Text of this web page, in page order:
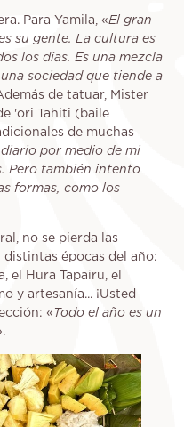
Para Yamila, «El gran
su gente. La cultura es
los días. Es una mezcla
sociedad que tiende a
de tatuar, Mister
'ori Tahiti (baile
de muchas
por medio de mi
Pero también intento
formas, como los
no se pierda las
épocas del año:
el Hura Tapairu, el
y artesanía... ¡Usted
« Todo el año es un